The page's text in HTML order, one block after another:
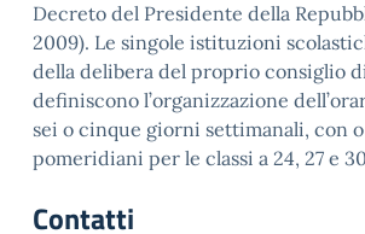
Decreto del Presidente della
2009). Le singole istituzioni
della delibera del proprio consiglio
definiscono l’organizzazione
sei o cinque giorni settimanali, con
pomeridiani per le classi a 24, 27 e
Contatti